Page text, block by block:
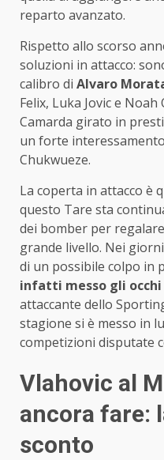
reparto avanzato.
Rispetto allo scorso
soluzioni in attacco:
calibro di Alvaro
Felix, Luka Jovic e
Camarda girato in
un forte
Chukwueze.
La coperta in attacco è
questo Tare sta
dei bomber per
grande livello. Nei
di un possibile colpo in
infatti messo gli occhi
attaccante dello
stagione si è messo in
competizioni disputate
Vlahovic al
ancora fare:
sconto